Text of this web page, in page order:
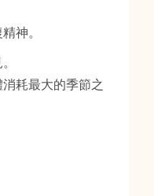
神。
耗最大的季節之